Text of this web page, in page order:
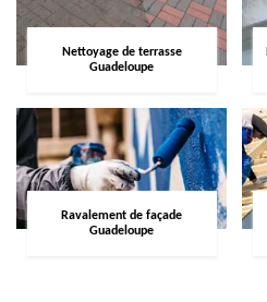
Nettoyage de terrasse
Guadeloupe
Ravalement de façade
Guadeloupe